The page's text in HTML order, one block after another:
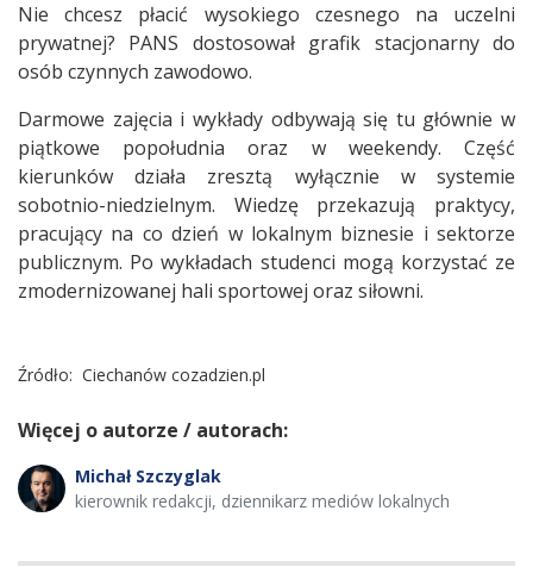
Nie chcesz płacić wysokiego czesnego na uczelni
prywatnej? PANS dostosował grafik stacjonarny do
osób czynnych zawodowo.
Darmowe zajęcia i wykłady odbywają się tu głównie w
piątkowe popołudnia oraz w weekendy. Część
kierunków działa zresztą wyłącznie w systemie
sobotnio-niedzielnym. Wiedzę przekazują praktycy,
pracujący na co dzień w lokalnym biznesie i sektorze
publicznym. Po wykładach studenci mogą korzystać ze
zmodernizowanej hali sportowej oraz siłowni.
Źródło: Ciechanów cozadzien.pl
Więcej o autorze / autorach:
Michał Szczyglak
kierownik redakcji, dziennikarz mediów lokalnych